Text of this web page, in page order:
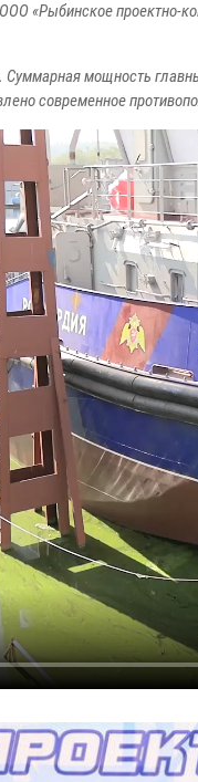
«Рыбинское проектно-
мощность
современное